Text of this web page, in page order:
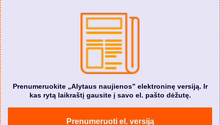
Prenumeruokite „Alytaus naujienos” elektroninę versiją. Ir
kas rytą laikraštį gausite į savo el. pašto dėžutę.
Prenumeruoti el. versiją